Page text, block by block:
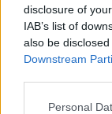
disclosure of
IAB’s list of
also be
Downstream
Personal